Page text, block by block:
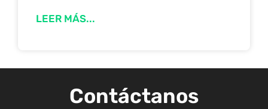
LEER MÁS...
Contáctanos